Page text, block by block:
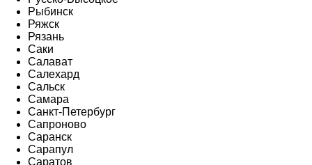
Рыбинск
Ряжск
Рязань
Саки
Салават
Салехард
Сальск
Самара
Санкт-Петербург
Сапроново
Саранск
Сарапул
Саратов